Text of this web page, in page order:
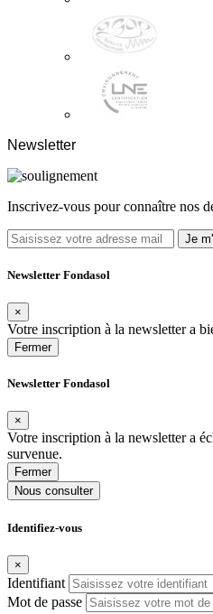
Newsletter
Inscrivez-vous pour connaître nos
Je
Newsletter Fondasol
×
Votre inscription à la newsletter a
Fermer
Newsletter Fondasol
×
Votre inscription à la newsletter a
survenue.
Fermer
Nous consulter
Identifiez-vous
×
Identifiant
Mot de passe